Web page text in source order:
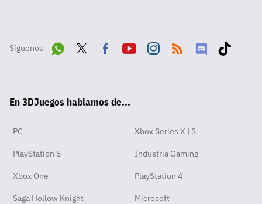
Síguenos
pp
ok
En 3DJuegos hablamos de...
PC Xbox Series X | S
PlayStation 5 Industria Gaming
Xbox One PlayStation 4
Saga Hollow Knight Microsoft